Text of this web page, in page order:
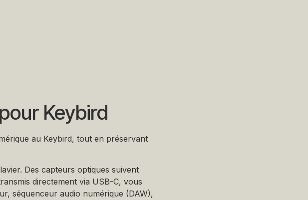
Keybird
au Keybird, tout en préservant
Des capteurs optiques suivent
directement via USB-C, vous
séquenceur audio numérique (DAW),